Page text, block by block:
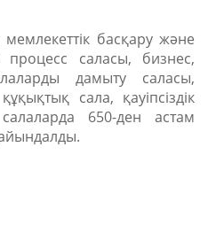
басқару және
процесс саласы, бизнес,
дамыту саласы,
сала, қауіпсіздік
650-ден астам